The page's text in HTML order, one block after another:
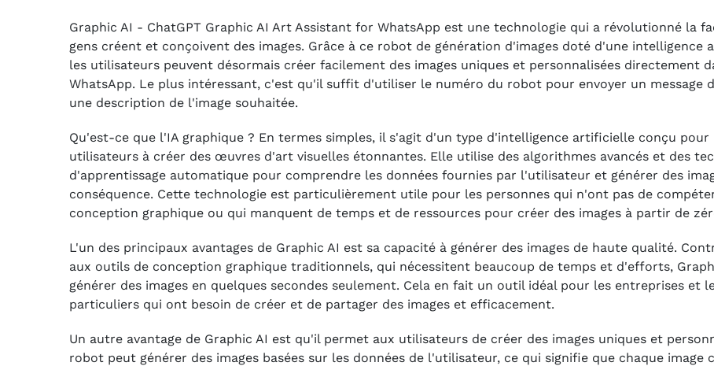
Graphic AI - ChatGPT Graphic AI Art Assistant for WhatsApp est une technologie qui a révolutionné la
gens créent et conçoivent des images. Grâce à ce robot de génération d'images doté d'une intelligence
les utilisateurs peuvent désormais créer facilement des images uniques et personnalisées directement
WhatsApp. Le plus intéressant, c'est qu'il suffit d'utiliser le numéro du robot pour envoyer un message
une description de l'image souhaitée.
Qu'est-ce que l'IA graphique ? En termes simples, il s'agit d'un type d'intelligence artificielle conçu pour
utilisateurs à créer des œuvres d'art visuelles étonnantes. Elle utilise des algorithmes avancés et des
d'apprentissage automatique pour comprendre les données fournies par l'utilisateur et générer des
conséquence. Cette technologie est particulièrement utile pour les personnes qui n'ont pas de
conception graphique ou qui manquent de temps et de ressources pour créer des images à partir de
L'un des principaux avantages de Graphic AI est sa capacité à générer des images de haute qualité.
aux outils de conception graphique traditionnels, qui nécessitent beaucoup de temps et d'efforts,
générer des images en quelques secondes seulement. Cela en fait un outil idéal pour les entreprises et
particuliers qui ont besoin de créer et de partager des images et efficacement.
Un autre avantage de Graphic AI est qu'il permet aux utilisateurs de créer des images uniques et
robot peut générer des images basées sur les données de l'utilisateur, ce qui signifie que chaque image